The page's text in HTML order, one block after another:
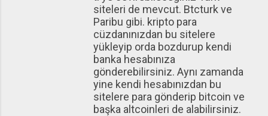
siteleri de mevcut. Btcturk ve
Paribu gibi. kripto para
cüzdanınızdan bu sitelere
yükleyip orda bozdurup kendi
banka hesabınıza
gönderebilirsiniz. Aynı zamanda
yine kendi hesabınızdan bu
sitelere para gönderip bitcoin ve
başka altcoinleri de alabilirsiniz.